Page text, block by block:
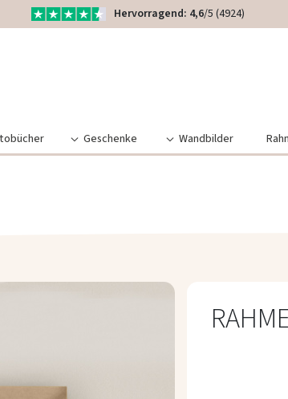
Hervorragend: 4,6/5 (4924)
Geschenke Wandbilder